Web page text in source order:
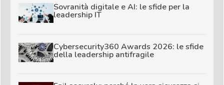
Sovranità digitale e AI: le sfide per la
leadership IT
Cybersecurity360 Awards 2026: le sfide
della leadership antifragile